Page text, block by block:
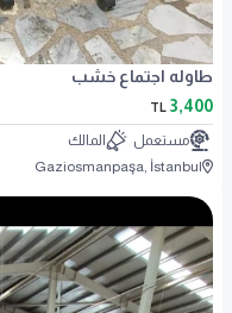
طاوله اجتماع خشب
3,400
TL
مستعمل
المالك
Gaziosmanpaşa, İstanbul